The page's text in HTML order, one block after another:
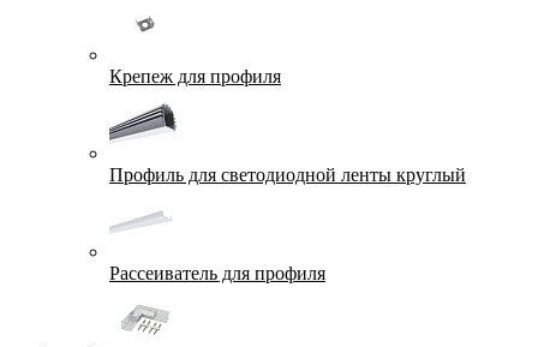
Крепеж для профиля
Профиль для светодиодной ленты круглый
Рассеиватель для профиля